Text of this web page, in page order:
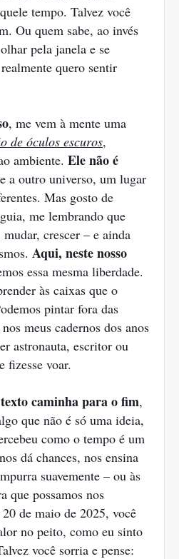
tempo. Talvez você
Ou quem sabe, ao invés
pela janela e se
quero sentir
, me vem à mente uma
de óculos escuros,
ambiente. Ele não é
a outro universo, um lugar
Mas gosto de
me lembrando que
crescer – e ainda
Aqui, neste nosso
essa mesma liberdade.
às caixas que o
pintar fora das
meus cadernos dos anos
astronauta, escritor ou
fizesse voar.
caminha para o fim,
que não é só uma ideia,
como o tempo é um
dá chances, nos ensina
suavemente – ou às
que possamos nos
de maio de 2025, você
no peito, como eu sinto
você sorria e pense: